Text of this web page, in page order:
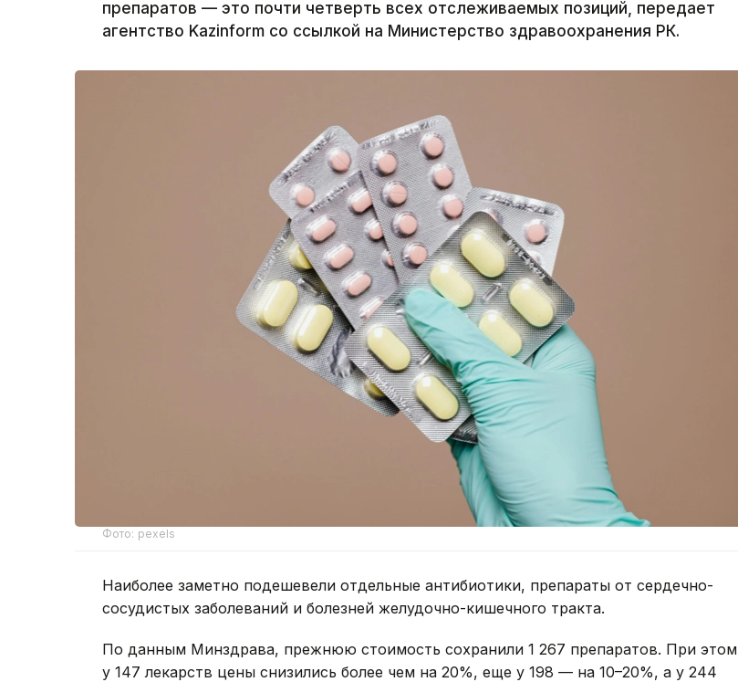
препаратов — это почти четверть всех отслеживаемых позиций, передает
агентство Kazinform со ссылкой на Министерство здравоохранения РК.
Фото: pexels
Наиболее заметно подешевели отдельные антибиотики, препараты от сердечно-
сосудистых заболеваний и болезней желудочно-кишечного тракта.
По данным Минздрава, прежнюю стоимость сохранили 1 267 препаратов. При этом
у 147 лекарств цены снизились более чем на 20%, еще у 198 — на 10–20%, а у 244